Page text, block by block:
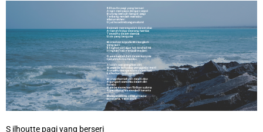
S ilhoutte pagi yang berseri